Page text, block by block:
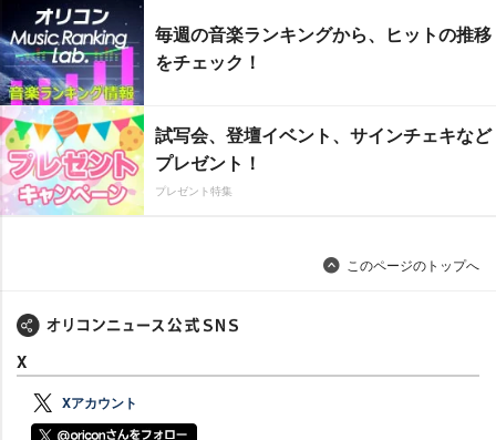
毎週の音楽ランキングから、ヒットの推移
をチェック！
試写会、登壇イベント、サインチェキなど
プレゼント！
プレゼント特集
このページのトップへ
X
Xアカウント